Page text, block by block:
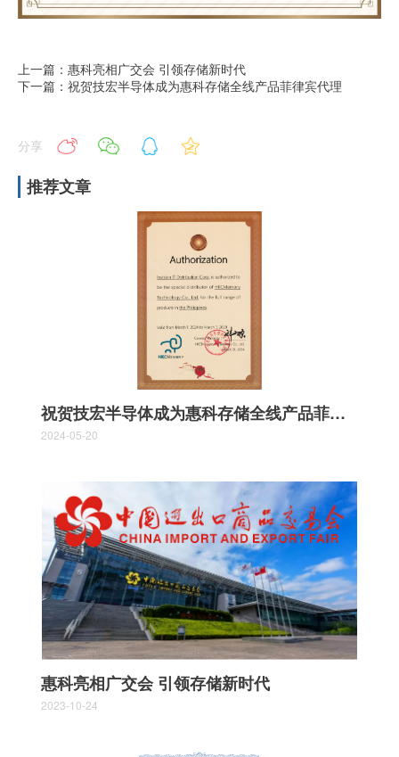
上一篇：惠科亮相广交会 引领存储新时代
下一篇：祝贺技宏半导体成为惠科存储全线产品菲律宾代理
分享
推荐文章
祝贺技宏半导体成为惠科存储全线产品菲律宾代理
2024-05-20
惠科亮相广交会 引领存储新时代
2023-10-24